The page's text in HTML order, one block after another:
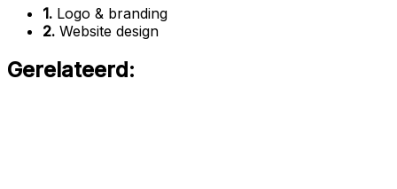
1. Logo & branding
2. Website design
Gerelateerd: